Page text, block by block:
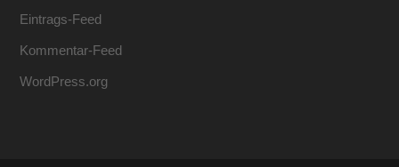
Eintrags-Feed
Kommentar-Feed
WordPress.org